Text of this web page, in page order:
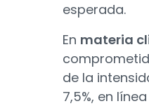
esperada.
En materia
de la
7,5%, en